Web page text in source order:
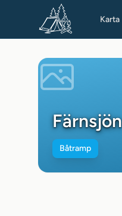
Karta
Färnsjön
Båtramp